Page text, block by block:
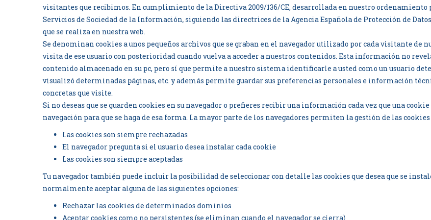
visitantes que recibimos. En cumplimiento de la Directiva 2009/136/CE, desarrollada en nuestro ordenamiento
Servicios de Sociedad de la Información, siguiendo las directrices de la Agencia Española de Protección de
que se realiza en nuestra web.
Se denominan cookies a unos pequeños archivos que se graban en el navegador utilizado por cada visitante de
visita de ese usuario con posterioridad cuando vuelva a acceder a nuestros contenidos. Esta información no
contenido almacenado en su pc, pero sí que permite a nuestro sistema identificarle a usted como un usuario
visualizó determinadas páginas, etc. y además permite guardar sus preferencias personales e información
concretas que visite.
Si no deseas que se guarden cookies en su navegador o prefieres recibir una información cada vez que una
navegación para que se haga de esa forma. La mayor parte de los navegadores permiten la gestión de las
Las cookies son siempre rechazadas
El navegador pregunta si el usuario desea instalar cada cookie
Las cookies son siempre aceptadas
Tu navegador también puede incluir la posibilidad de seleccionar con detalle las cookies que desea que se
normalmente aceptar alguna de las siguientes opciones:
Rechazar las cookies de determinados dominios
Aceptar cookies como no persistentes (se eliminan cuando el navegador se cierra)